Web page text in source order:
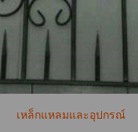
เหล็กแหลมและอุปกรณ์